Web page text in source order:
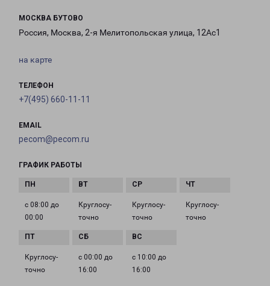
МОСКВА БУТОВО
Россия, Москва, 2-я Мелитопольская улица, 12Ас1
на карте
ТЕЛЕФОН
+7(495) 660-11-11
EMAIL
pecom@pecom.ru
ГРАФИК РАБОТЫ
с 08:00 до
00:00
Круглосу­
точно
Круглосу­
точно
Круглосу­
точно
Круглосу­
точно
с 00:00 до
16:00
с 10:00 до
16:00